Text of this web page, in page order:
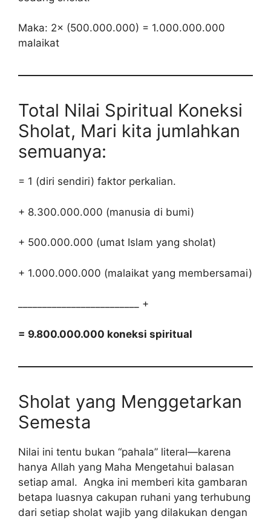
Maka: 2× (500.000.000) = 1.000.000.000
malaikat
Total Nilai Spiritual Koneksi
Sholat, Mari kita jumlahkan
semuanya:
= 1 (diri sendiri) faktor perkalian.
+ 8.300.000.000 (manusia di bumi)
+ 500.000.000 (umat Islam yang sholat)
+ 1.000.000.000 (malaikat yang membersamai)
_________________________ +
= 9.800.000.000 koneksi spiritual
Sholat yang Menggetarkan
Semesta
Nilai ini tentu bukan “pahala” literal—karena
hanya Allah yang Maha Mengetahui balasan
setiap amal. Angka ini memberi kita gambaran
betapa luasnya cakupan ruhani yang terhubung
dari setiap sholat wajib yang dilakukan dengan